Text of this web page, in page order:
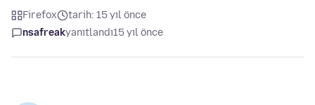
Firefox
tarih: 15 yıl önce
nsafreakyanıtlandı15 yıl önce